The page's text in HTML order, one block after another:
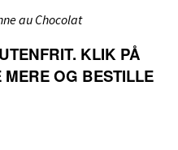
au Chocolat
KLIK PÅ
OG BESTILLE